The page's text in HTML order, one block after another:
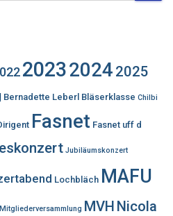
20232024 2025
Bernadette Leberl Bläserklasse Chilbi
Fasnet Fasnet uff d
Jubiläumskonzert
Lochbläch MAFU
Mitgliederversammlung MVH Nicola